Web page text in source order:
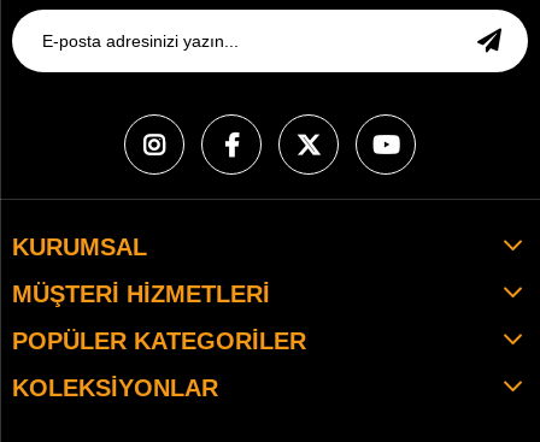
KURUMSAL
MÜŞTERI HIZMETLERI
POPÜLER KATEGORILER
KOLEKSIYONLAR